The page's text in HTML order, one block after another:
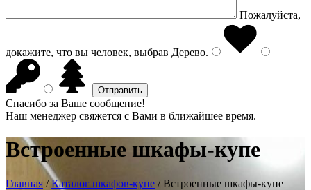
Пожалуйста,
докажите, что вы человек, выбрав Дерево.
Спасибо за Ваше сообщение!
Наш менеджер свяжется с Вами в ближайшее время.
Встроенные шкафы-купе
Главная /Каталог шкафов-купе / Встроенные шкафы-купе